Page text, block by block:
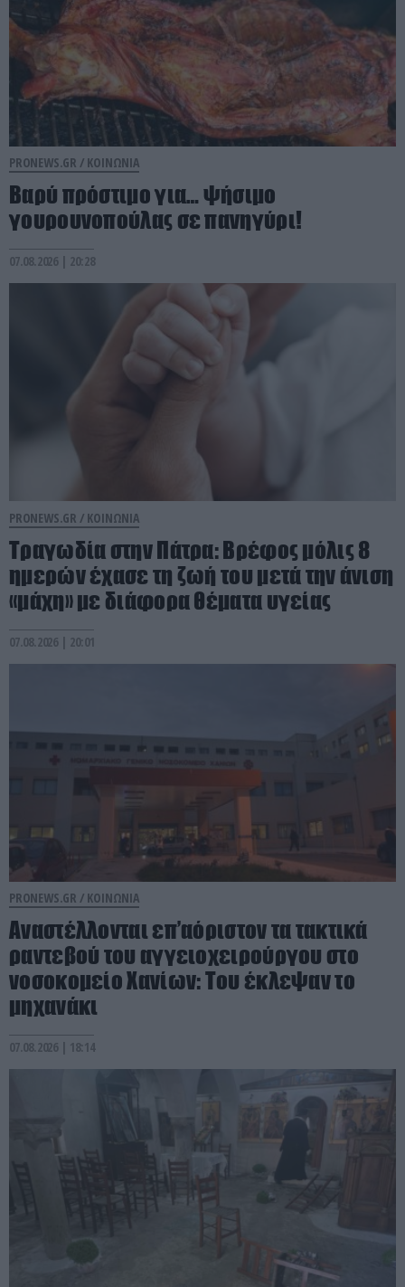
PRONEWS.GR / ΚΟΙΝΩΝΙΑ
Βαρύ πρόστιμο για… ψήσιμο
γουρουνοπούλας σε πανηγύρι!
07.08.2026 | 20:28
PRONEWS.GR / ΚΟΙΝΩΝΙΑ
Τραγωδία στην Πάτρα: Βρέφος μόλις 8
ημερών έχασε τη ζωή του μετά την άνιση
«μάχη» με διάφορα θέματα υγείας
07.08.2026 | 20:01
PRONEWS.GR / ΚΟΙΝΩΝΙΑ
Αναστέλλονται επ’αόριστον τα τακτικά
ραντεβού του αγγειοχειρούργου στο
νοσοκομείο Χανίων: Του έκλεψαν το
μηχανάκι
07.08.2026 | 18:14